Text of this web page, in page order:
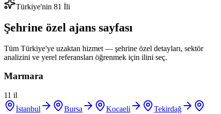
Türkiye'nin 81 İli
Şehrine özel ajans sayfası
Tüm Türkiye'ye uzaktan hizmet — şehrine özel detayları, sektör
analizini ve yerel referansları öğrenmek için ilini seç.
Marmara
11 il
İstanbul
Bursa Kocaeli Tekirdağ